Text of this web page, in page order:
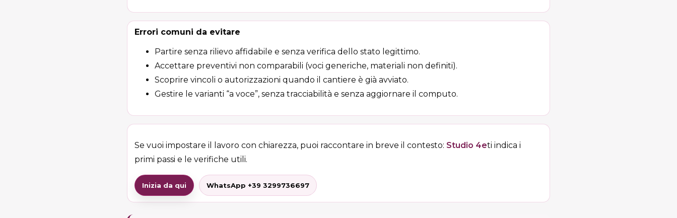
Errori comuni da evitare
Partire senza rilievo affidabile e senza verifica dello stato legittimo.
Accettare preventivi non comparabili (voci generiche, materiali non definiti).
Scoprire vincoli o autorizzazioni quando il cantiere è già avviato.
Gestire le varianti “a voce”, senza tracciabilità e senza aggiornare il computo.
Se vuoi impostare il lavoro con chiarezza, puoi raccontare in breve il contesto: Studio 4eti indica i
primi passi e le verifiche utili.
Inizia da qui WhatsApp +39 3299736697